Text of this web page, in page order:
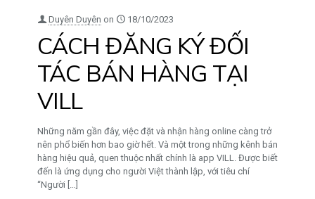
Duyên Duyên on 18/10/2023
CÁCH ĐĂNG KÝ ĐỐI
TÁC BÁN HÀNG TẠI
VILL
Những năm gần đây, việc đặt và nhận hàng online càng trở
nên phổ biến hơn bao giờ hết. Và một trong những kênh bán
hàng hiệu quả, quen thuộc nhất chính là app VILL. Được biết
đến là ứng dụng cho người Việt thành lập, với tiêu chí
“Người